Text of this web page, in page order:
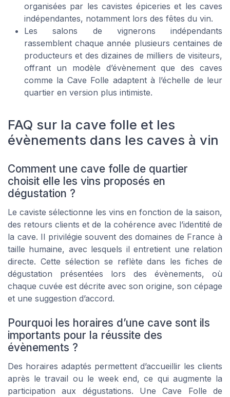
organisées par les cavistes épiceries et les caves
indépendantes, notamment lors des fêtes du vin.
Les salons de vignerons indépendants
rassemblent chaque année plusieurs centaines de
producteurs et des dizaines de milliers de visiteurs,
offrant un modèle d’évènement que des caves
comme la Cave Folle adaptent à l’échelle de leur
quartier en version plus intimiste.
FAQ sur la cave folle et les
évènements dans les caves à vin
Comment une cave folle de quartier
choisit elle les vins proposés en
dégustation ?
Le caviste sélectionne les vins en fonction de la saison,
des retours clients et de la cohérence avec l’identité de
la cave. Il privilégie souvent des domaines de France à
taille humaine, avec lesquels il entretient une relation
directe. Cette sélection se reflète dans les fiches de
dégustation présentées lors des évènements, où
chaque cuvée est décrite avec son origine, son cépage
et une suggestion d’accord.
Pourquoi les horaires d’une cave sont ils
importants pour la réussite des
évènements ?
Des horaires adaptés permettent d’accueillir les clients
après le travail ou le week end, ce qui augmente la
participation aux dégustations. Une Cave Folle de